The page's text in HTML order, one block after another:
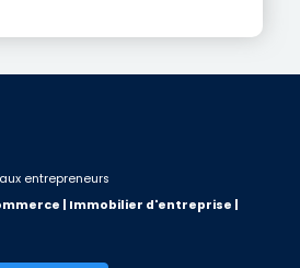
entrepreneurs
| Immobilier d'entreprise |